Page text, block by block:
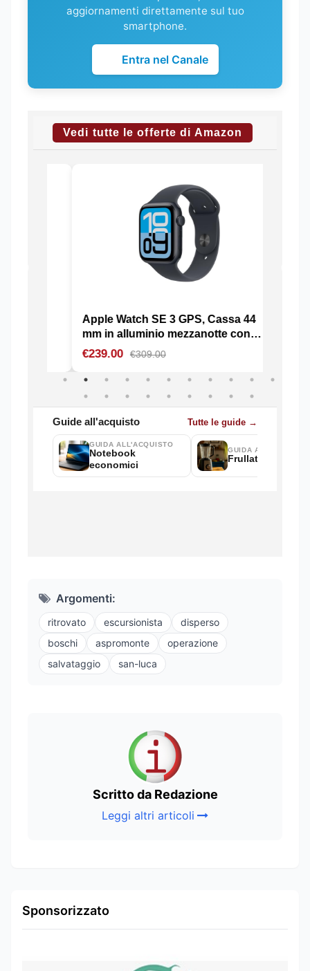
aggiornamenti direttamente sul tuo
smartphone.
Entra nel Canale
Argomenti:
ritrovato escursionista
disperso
boschi
aspromonte
operazione
salvataggio
san-luca
Scritto da Redazione
Leggi altri articoli
Sponsorizzato